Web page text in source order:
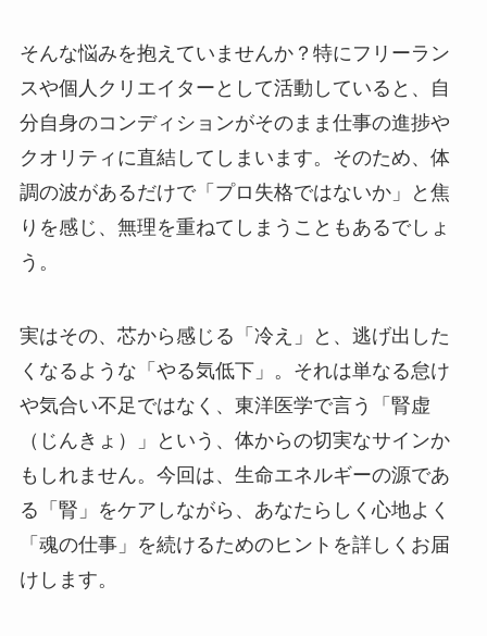
そんな悩みを抱えていませんか？特にフリーラン
スや個人クリエイターとして活動していると、自
分自身のコンディションがそのまま仕事の進捗や
クオリティに直結してしまいます。そのため、体
調の波があるだけで「プロ失格ではないか」と焦
りを感じ、無理を重ねてしまうこともあるでしょ
う。
実はその、芯から感じる「冷え」と、逃げ出した
くなるような「やる気低下」。それは単なる怠け
や気合い不足ではなく、東洋医学で言う「腎虚
（じんきょ）」という、体からの切実なサインか
もしれません。今回は、生命エネルギーの源であ
る「腎」をケアしながら、あなたらしく心地よく
「魂の仕事」を続けるためのヒントを詳しくお届
けします。